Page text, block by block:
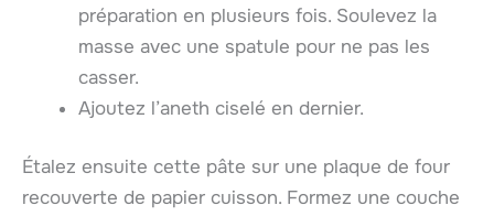
préparation en plusieurs fois. Soulevez la
masse avec une spatule pour ne pas les
casser.
Ajoutez l’aneth ciselé en dernier.
Étalez ensuite cette pâte sur une plaque de four
recouverte de papier cuisson. Formez une couche